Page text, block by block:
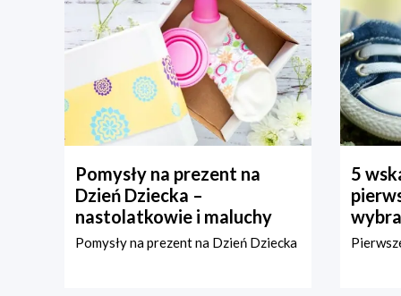
Pomysły na prezent na
Dzień Dziecka –
nastolatkowie i maluchy
Pomysły na prezent na Dzień Dziecka
5